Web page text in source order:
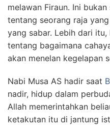
melawan Firaun. Ini
tentang seorang raja
yang sabar. Lebih dari
tentang bagaimana
akan menelan kegelapan
Nabi Musa AS hadir saat
nadir, hidup dalam
Allah memerintahkan
ketakutan itu di jantung